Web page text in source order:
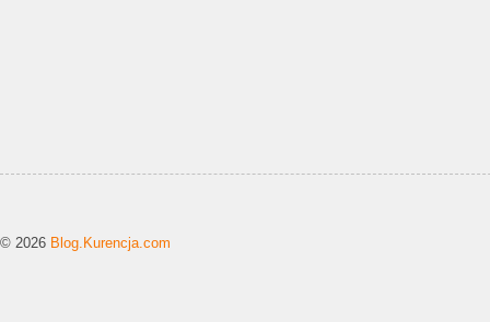
© 2026 Blog.Kurencja.com